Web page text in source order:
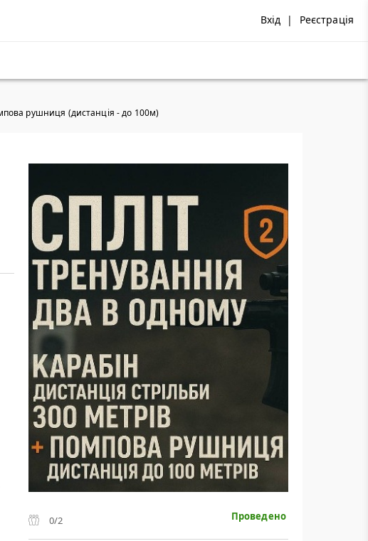
Вхід | Реєстрація
рушниця (дистанція - до 100м)
0/2 Проведено